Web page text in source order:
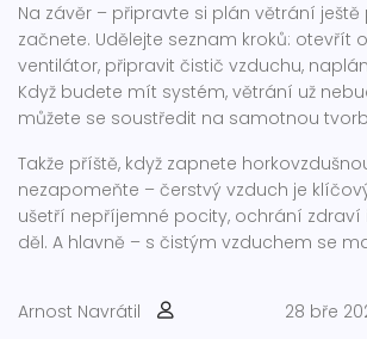
Na závěr – připravte si plán větrání ještě
začnete. Udělejte seznam kroků: otevřít
ventilátor, připravit čistič vzduchu,
Když budete mít systém, větrání už
můžete se soustředit na samotnou
Takže příště, když zapnete
nezapomeňte – čerstvý vzduch je
ušetří nepříjemné pocity, ochrání zdraví
děl. A hlavně – s čistým vzduchem se
Arnost Navrátil
28 bře